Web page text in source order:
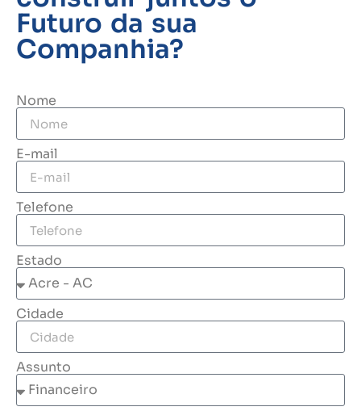
Futuro da sua
Companhia?
Nome
E-mail
Telefone
Estado
Cidade
Assunto